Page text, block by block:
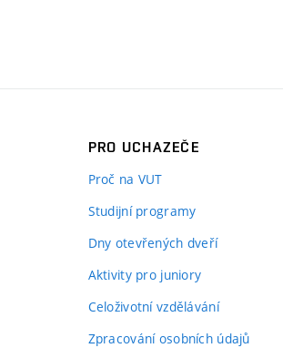
PRO UCHAZEČE
Proč na VUT
Studijní programy
Dny otevřených dveří
Aktivity pro juniory
Celoživotní vzdělávání
Zpracování osobních údajů